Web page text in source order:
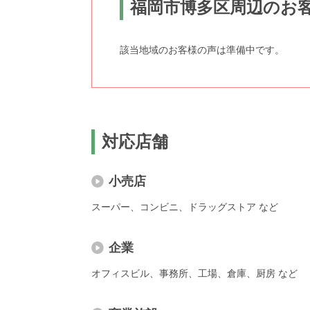
福岡市博多区周辺のお
該当地域のお客様の声は準備中です。
対応店舗
小売店
スーパー、コンビニ、ドラッグストア など
企業
オフィスビル、事務所、工場、倉庫、厨房 など